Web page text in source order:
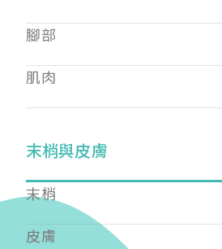
腳部
肌肉
末梢與皮膚
末梢
皮膚
【會費】
入會費新臺幣1200元，於會員
費1200元，於每年度繳納。
入會費新臺幣3000元，於會員入
費3000元，於每年度繳納。
戶名: 社團法人台灣自律神經健
帳號: 003-03-501566-2
銀行: (013) 國泰世華 南京東路分